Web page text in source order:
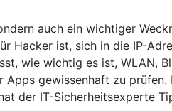
auch ein wichtiger
Hacker ist, sich in die IP-
wie wichtig es ist, WLAN,
gewissenhaft zu
der IT-Sicherheitsexperte